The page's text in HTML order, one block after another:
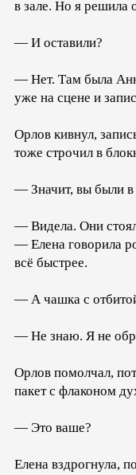
в зале. Но я решила
— И оставили?
— Нет. Там была
уже на сцене и
Орлов кивнул,
тоже строчил в
— Значит, вы были
— Видела. Они
— Елена говорила
всё быстрее.
— А чашка с
— Не знаю. Я не
Орлов помолчал,
пакет с флаконом
— Это ваше?
Елена вздрогнула,